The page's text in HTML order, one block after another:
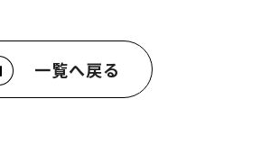
一覧へ戻る